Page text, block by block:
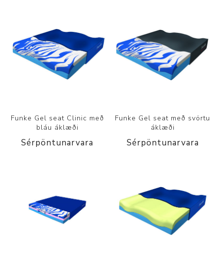
Funke Gel seat Clinic með
bláu áklæði
Sérpöntunarvara
Funke Gel seat með svörtu
áklæði
Sérpöntunarvara